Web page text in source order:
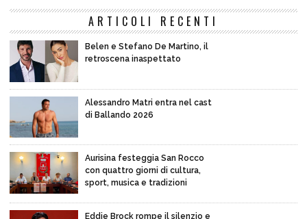
ARTICOLI RECENTI
Belen e Stefano De Martino, il
retroscena inaspettato
Alessandro Matri entra nel cast
di Ballando 2026
Aurisina festeggia San Rocco
con quattro giorni di cultura,
sport, musica e tradizioni
Eddie Brock rompe il silenzio e